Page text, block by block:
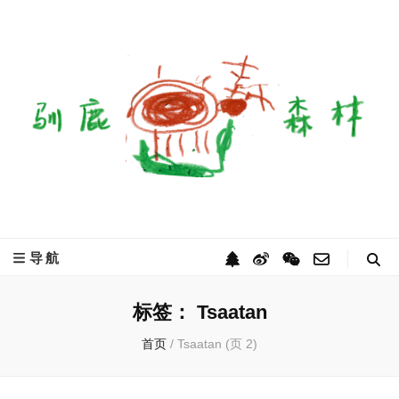
导航
标签： Tsaatan
首页 / Tsaatan (页 2)